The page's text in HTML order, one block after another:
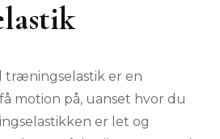
er en
motion på, uanset hvor du
er let og